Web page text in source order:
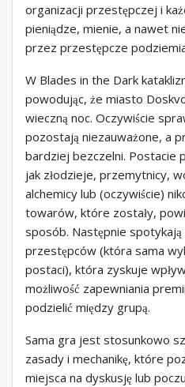
organizacji przestępczej i
pieniądze, mienie, a nawet
przez przestępcze
W Blades in the Dark
powodując, że miasto
wieczną noc. Oczywiście
pozostają niezauważone, a
bardziej bezczelni. Postacie
jak złodzieje, przemytnicy,
alchemicy lub (oczywiście)
towarów, które zostały,
sposób. Następnie spotykają
przestępców (która sama
postaci), która zyskuje
możliwość zapewniania
podzielić między grupą.
Sama gra jest stosunkowo
zasady i mechanikę, które
miejsca na dyskusję lub